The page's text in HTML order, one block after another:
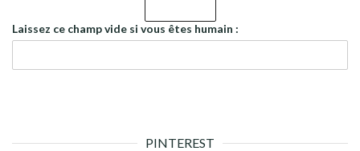
Laissez ce champ vide si vous êtes humain :
PINTEREST